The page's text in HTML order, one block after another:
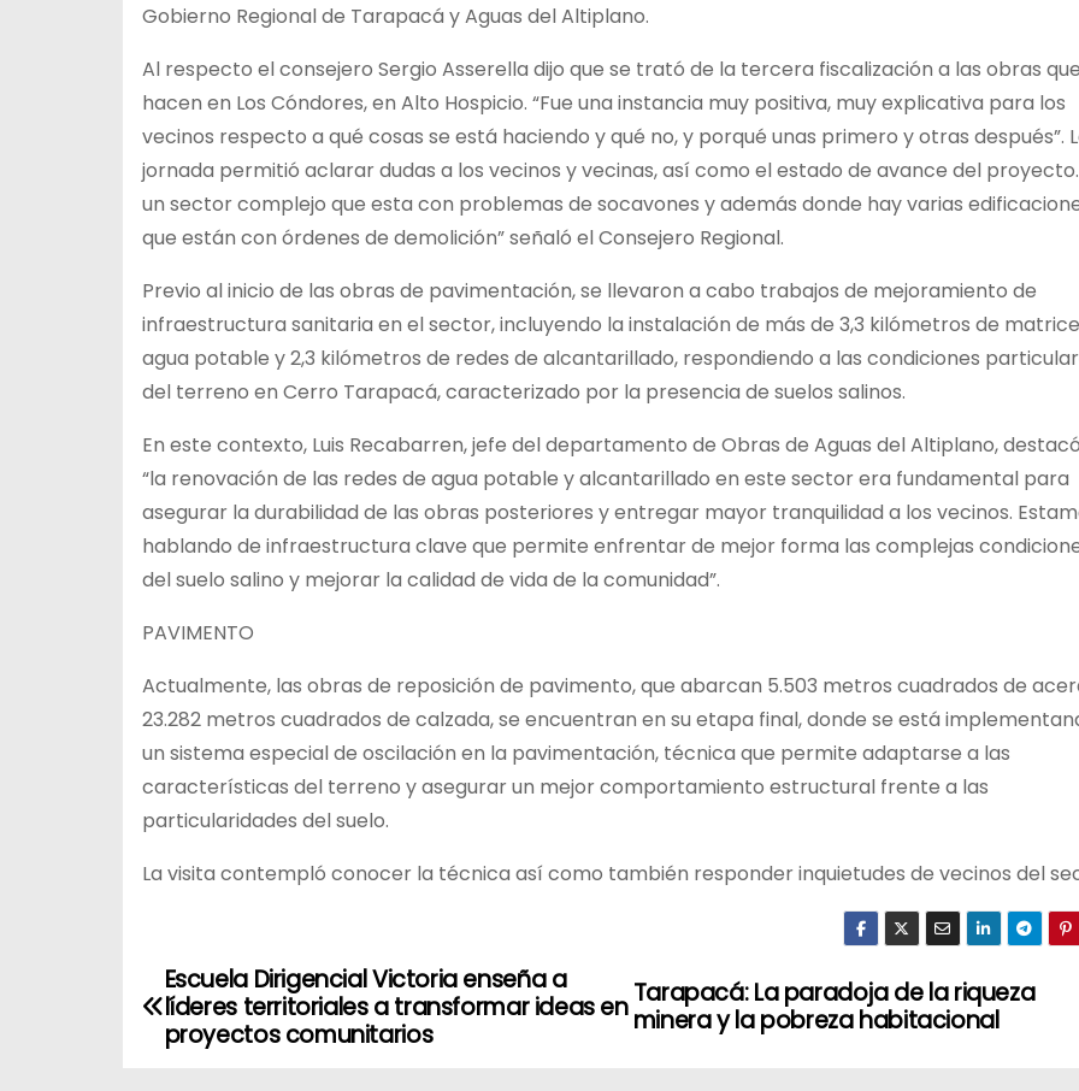
Gobierno Regional de Tarapacá y Aguas del Altiplano.
Al respecto el consejero Sergio Asserella dijo que se trató de la tercera fiscalización a las obras
hacen en Los Cóndores, en Alto Hospicio. “Fue una instancia muy positiva, muy explicativa para los
vecinos respecto a qué cosas se está haciendo y qué no, y porqué unas primero y otras después”.
jornada permitió aclarar dudas a los vecinos y vecinas, así como el estado de avance del proyecto.
un sector complejo que esta con problemas de socavones y además donde hay varias
que están con órdenes de demolición” señaló el Consejero Regional.
Previo al inicio de las obras de pavimentación, se llevaron a cabo trabajos de mejoramiento de
infraestructura sanitaria en el sector, incluyendo la instalación de más de 3,3 kilómetros de
agua potable y 2,3 kilómetros de redes de alcantarillado, respondiendo a las condiciones
del terreno en Cerro Tarapacá, caracterizado por la presencia de suelos salinos.
En este contexto, Luis Recabarren, jefe del departamento de Obras de Aguas del Altiplano,
“la renovación de las redes de agua potable y alcantarillado en este sector era fundamental para
asegurar la durabilidad de las obras posteriores y entregar mayor tranquilidad a los vecinos.
hablando de infraestructura clave que permite enfrentar de mejor forma las complejas
del suelo salino y mejorar la calidad de vida de la comunidad”.
PAVIMENTO
Actualmente, las obras de reposición de pavimento, que abarcan 5.503 metros cuadrados de
23.282 metros cuadrados de calzada, se encuentran en su etapa final, donde se está
un sistema especial de oscilación en la pavimentación, técnica que permite adaptarse a las
características del terreno y asegurar un mejor comportamiento estructural frente a las
particularidades del suelo.
La visita contempló conocer la técnica así como también responder inquietudes de vecinos del
N
Tarapacá: La paradoja de la riqueza
minera y la pobreza habitacional
Escuela Dirigencial Victoria enseña a
líderes territoriales a transformar ideas en
proyectos comunitarios